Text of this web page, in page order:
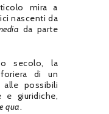
mira a
nascenti da
da parte
secolo, la
di un
possibili
e giuridiche,
qua.